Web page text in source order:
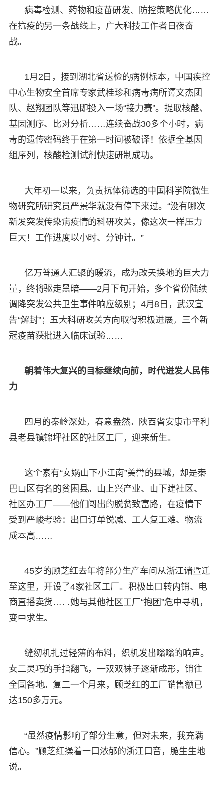
病毒检测、药物和疫苗研发、防控策略优化……
在抗疫的另一条战线上，广大科技工作者日夜奋
战。
1月2日，接到湖北省送检的病例标本，中国疾控
中心生物安全首席专家武桂珍和病毒病所谭文杰团
队、赵翔团队等迅即投入一场“接力赛”。提取核酸、
基因测序、比对分析……连续奋战30多个小时，病
毒的遗传密码终于在第一时间被破译！依据全基因
组序列，核酸检测试剂快速研制成功。
大年初一以来，负责抗体筛选的中国科学院微生
物研究所研究员严景华就没有停下来过。“没有哪次
新发突发传染病疫情的科研攻关，像这次一样压力
巨大！工作进度以小时、分钟计。”
亿万普通人汇聚的暖流，成为改天换地的巨大力
量，终将驱走黑暗——2月下旬开始，多个省份陆续
调降突发公共卫生事件响应级别；4月8日，武汉宣
告“解封”；五大科研攻关方向取得积极进展，三个新
冠疫苗获批进入临床试验……
朝着伟大复兴的目标继续向前，时代迸发人民伟
力
四月的秦岭深处，春意盎然。陕西省安康市平利
县老县镇锦坪社区的社区工厂，迎来新生。
这个素有“女娲山下小江南”美誉的县城，却是秦
巴山区有名的贫困县。山上兴产业、山下建社区、
社区办工厂——他们闯出的脱贫致富路，在疫情下
受到严峻考验：出口订单锐减、工人复工难、物流
成本高……
45岁的顾芝红去年将部分生产车间从浙江诸暨迁
至这里，开设了4家社区工厂。积极出口转内销、电
商直播卖货……她与其他社区工厂“抱团”危中寻机，
变中求生。
缝纫机扎过轻薄的布料，织机发出嗡嗡的响声。
女工灵巧的手指翻飞，一双双袜子逐渐成形，销往
全国各地。复工一个月来，顾芝红的工厂销售额已
达150多万元。
“虽然疫情影响了部分生意，但对未来，我充满
信心。”顾芝红操着一口浓郁的浙江口音，脆生生地
说。